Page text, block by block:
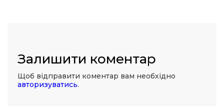
Залишити коментар
Щоб відправити коментар вам необхідно
авторизуватись.